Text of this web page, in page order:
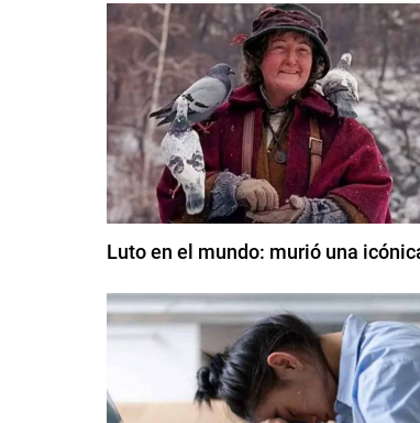
Luto en el mundo: murió una